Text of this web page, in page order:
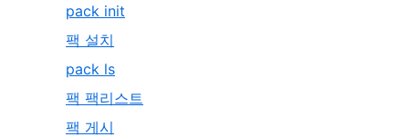
pack init
팩 설치
pack ls
팩 팩리스트
팩 게시